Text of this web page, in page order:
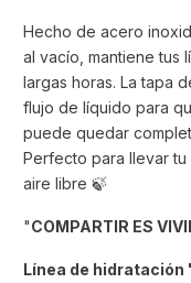
Hecho de acero
al vacío, mantiene tus
largas horas. La tapa
flujo de líquido para
puede quedar
Perfecto para llevar
aire libre 🍃
"COMPARTIR ES
Línea de hidratación